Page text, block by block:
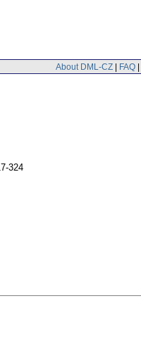
About DML-CZ | FAQ |
324